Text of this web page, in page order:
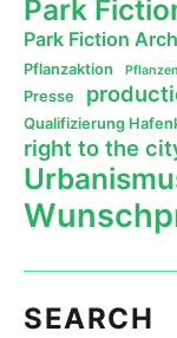
Park
Park Fiction
Pflanzaktion Pflanzen
Presse
Qualifizierung
right to the
SEARCH